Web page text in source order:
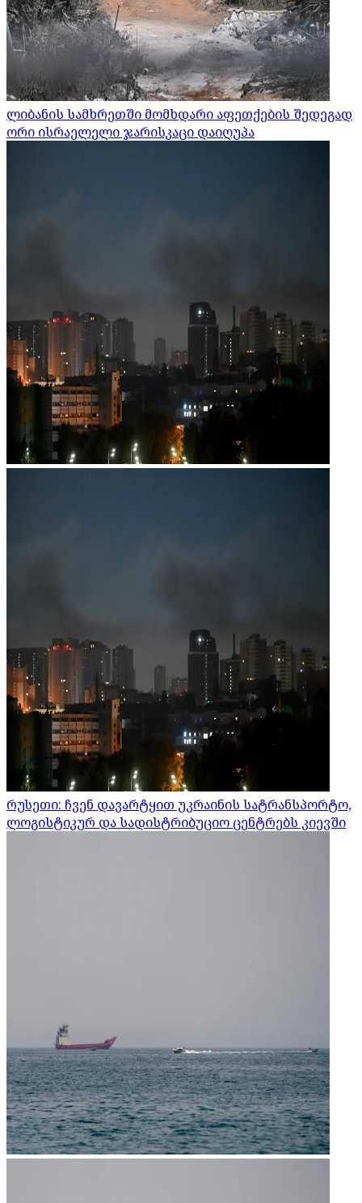
ლიბანის სამხრეთში მომხდარი აფეთქების შედეგად
ორი ისრაელელი ჯარისკაცი დაიღუპა
რუსეთი: ჩვენ დავარტყით უკრაინის სატრანსპორტო,
ლოგისტიკურ და სადისტრიბუციო ცენტრებს კიევში